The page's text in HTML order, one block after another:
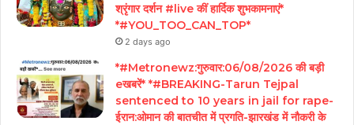
श्रृंगार दर्शन #live कीं हार्दिक शुभकामनाएं*
*#YOU_TOO_CAN_TOP*
2 days ago
*#Metronewz:गुरुवार:06/08/2026 की बड़ी
eखबरें* *#BREAKING-Tarun Tejpal
sentenced to 10 years in jail for rape-
ईरान:ओमान की बातचीत में प्रगति-झारखंड में नौकरी के